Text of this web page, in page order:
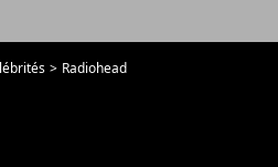
Radiohead